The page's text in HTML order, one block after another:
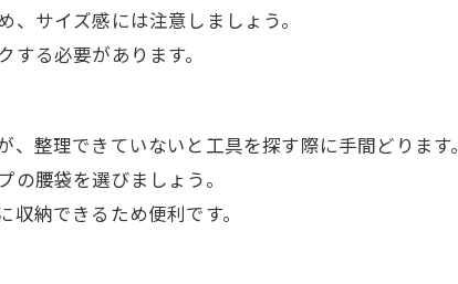
サイズ感には注意しましょう。
る必要があります。
整理できていないと工具を探す際に手間どります。
腰袋を選びましょう。
納できるため便利です。